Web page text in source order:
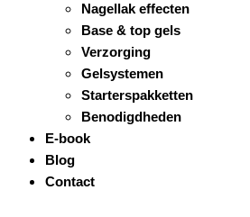
Nagellak effecten
Base & top gels
Verzorging
Gelsystemen
Starterspakketten
Benodigdheden
E-book
Blog
Contact